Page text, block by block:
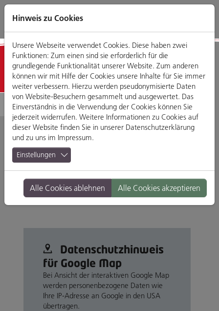
Direkt
zum
Zum
Hauptmenü
Zum
Footermenü
Zur
Website-
Detailansicht
Bar Ravel
D.-Martin-Luther Straße 14, 93047 Regensburg
Branche: Restaurants & Gasthäuser
Standort: Altstadt
Datenschutz­hinweis
für Google Map
Bei Ansicht der interaktiven Google Map
werden personenbezogene Daten wie
Ihre IP-Adresse an Google in den USA
übertragen.
Hinweis zu Cookies
Unsere Webseite verwendet Cookies. Diese haben zwei
Funktionen: Zum einen sind sie erforderlich für die
grundlegende Funktionalität unserer Website. Zum anderen
können wir mit Hilfe der Cookies unsere Inhalte für Sie immer
weiter verbessern. Hierzu werden pseudonymisierte Daten
von Website-Besuchern gesammelt und ausgewertet. Das
Einverständnis in die Verwendung der Cookies können Sie
jederzeit widerrufen. Weitere Informationen zu Cookies auf
dieser Website finden Sie in unserer Datenschutzerklärung
und zu uns im Impressum.
Einstellungen
Alle Cookies ablehnen Alle Cookies akzeptieren